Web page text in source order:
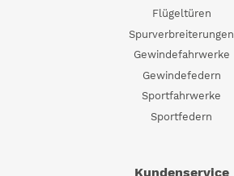
Flügeltüren
Spurverbreiterungen
Gewindefahrwerke
Gewindefedern
Sportfahrwerke
Sportfedern
Kundenservice